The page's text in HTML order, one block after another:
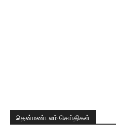
தென்மண்டலம் செய்திகள்